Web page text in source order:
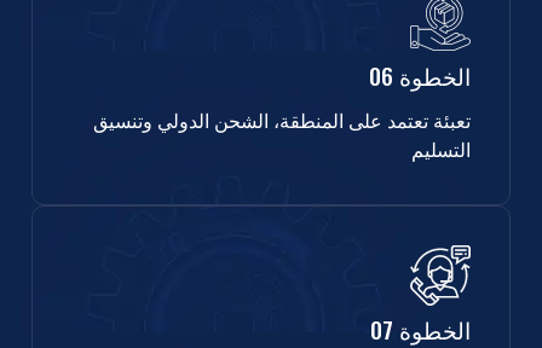
الخطوة 06
تعبئة تعتمد على المنطقة، الشحن الدولي وتنسيق
التسليم
الخطوة 07